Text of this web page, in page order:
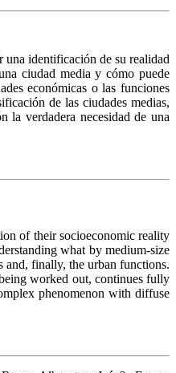
una identificación de su realidad
ciudad media y cómo puede
económicas o las funciones
de las ciudades medias,
la verdadera necesidad de una
of their socioeconomic reality
what by medium-size
and, finally, the urban functions.
worked out, continues fully
phenomenon with diffuse